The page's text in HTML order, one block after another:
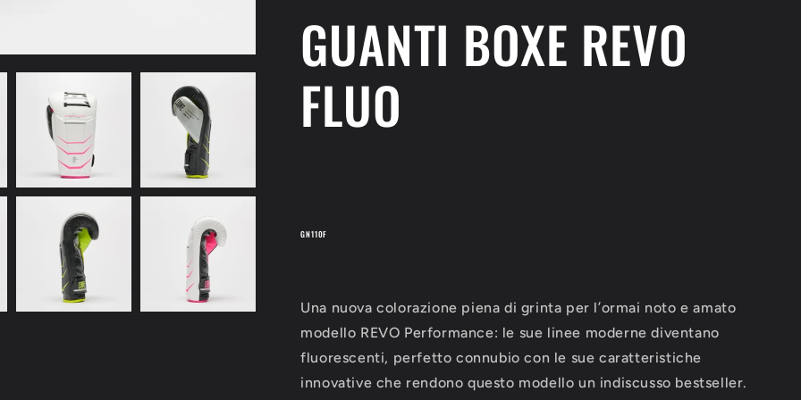
LEONE
1947
LEONE
GUANTI BOXE REVO
FLUO
GN110F
Una nuova colorazione piena di grinta per l’ormai noto e amato
modello REVO Performance: le sue linee moderne diventano
fluorescenti, perfetto connubio con le sue caratteristiche
innovative che rendono questo modello un indiscusso bestseller.